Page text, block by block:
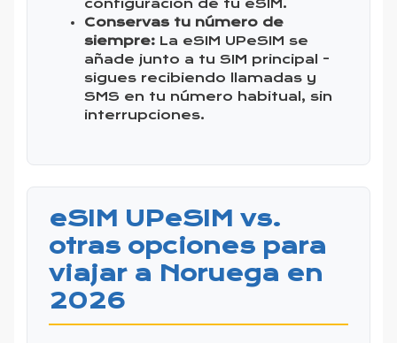
configuración de tu eSIM.
Conservas tu número de
siempre: La eSIM UPeSIM se
añade junto a tu SIM principal -
sigues recibiendo llamadas y
SMS en tu número habitual, sin
interrupciones.
eSIM UPeSIM vs.
otras opciones para
viajar a Noruega en
2026